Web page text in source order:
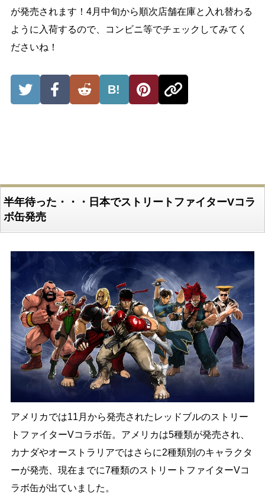
が発売されます！4月中旬から順次店舗在庫と入れ替わる
ように入荷するので、コンビニ等でチェックしてみてく
ださいね！
B!
半年待った・・・日本でストリートファイターVコラ
ボ缶発売
アメリカでは11月から発売されたレッドブルのストリー
トファイターVコラボ缶。アメリカは5種類が発売され、
カナダやオーストラリアではさらに2種類別のキャラクタ
ーが発売、現在までに7種類のストリートファイターVコ
ラボ缶が出ていました。